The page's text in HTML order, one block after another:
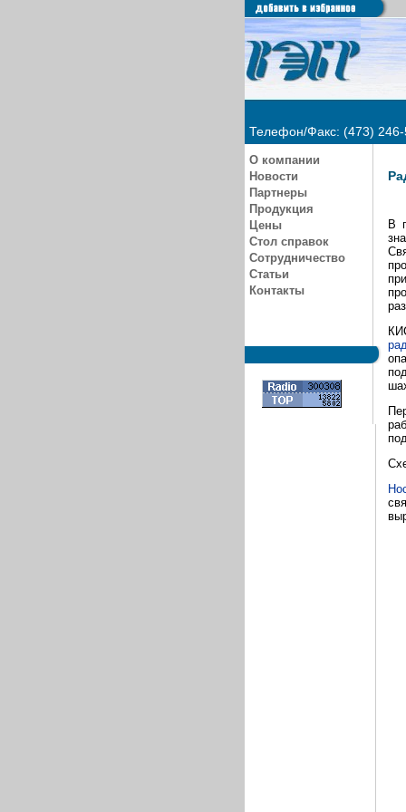
Телефон/Факс: (473)
О компании
Новости
Партнеры
Продукция
Цены
Стол справок
Сотрудничество
Статьи
Контакты
В